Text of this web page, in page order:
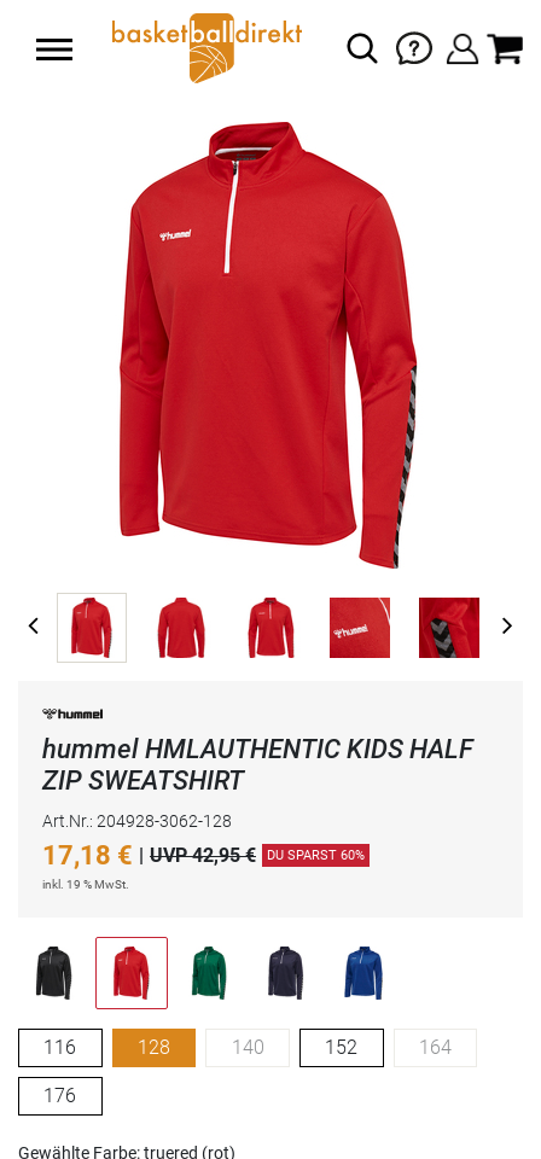
hummel HMLAUTHENTIC KIDS HALF
ZIP SWEATSHIRT
Art.Nr.: 204928-3062-128
17,18 € | UVP 42,95 € DU SPARST 60%
inkl. 19 % MwSt.
116 128 140 152 164
176
Gewählte Farbe: truered (rot)